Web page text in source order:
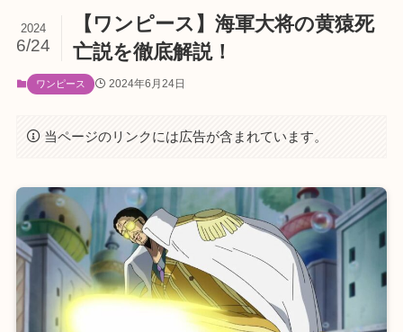
【ワンピース】海軍大将の黄猿死
亡説を徹底解説！
2024
6/24
ワンピース 2024年6月24日
当ページのリンクには広告が含まれています。